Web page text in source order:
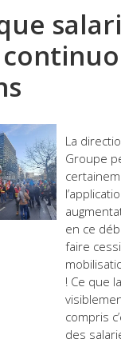
La
Groupe
en ce
faire
! Ce que
compris
des